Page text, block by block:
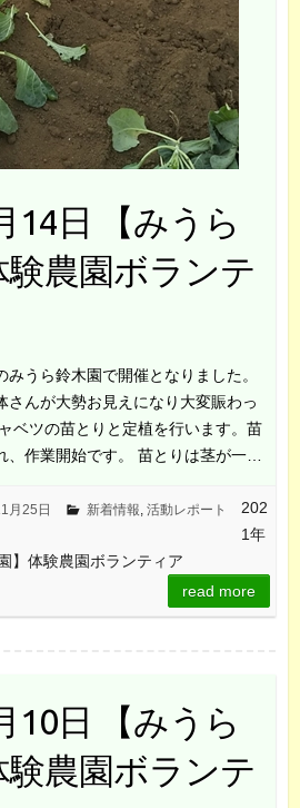
14日 【みうら
農園ボランテ
うら鈴木園で開催となりました。
さんが大勢お見えになり大変賑わっ
ベツの苗とりと定植を行います。苗
、作業開始です。 苗とりは茎が一…
月25日 新着情報, 活動レポート
202
1年
】体験農園ボランティア
read more
10日 【みうら
農園ボランテ